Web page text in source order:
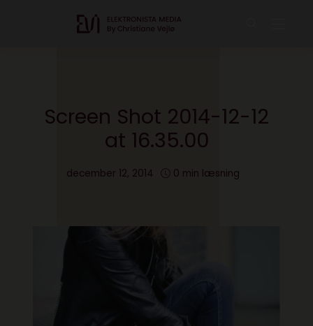
Screen Shot 2014-12-12
at 16.35.00
december 12, 2014 0 min læsning